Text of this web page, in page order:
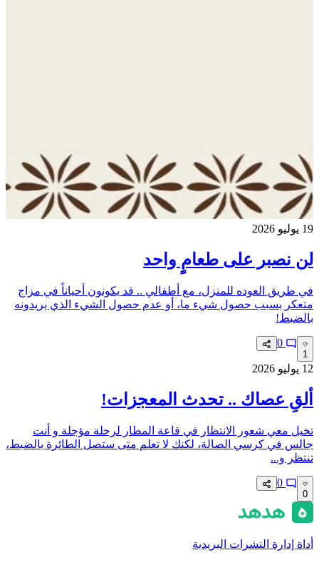
19 يوليو 2026
لن نصبر على طعامٍ واحد
في طريق العوده للمنزل، مع أطفالي .. قد يكونون أحياناً في مزاج
متعكر بسبب حصول شيء ما، أو عدم حصول الشيء الذي يريدونه
بالضبط!
1
12 يوليو 2026
ألقِ عصاك .. تحدث المعجزات!
تخيل معي شعور الانتظار في قاعة المطار لرحلة مؤجلة و أنت
جالس في كرسي الصالة، لكنك لا تعلم متى ستصل الطائرة بالضبط،
تنتظر و...
0
أداة إدارة النشرات البريدية